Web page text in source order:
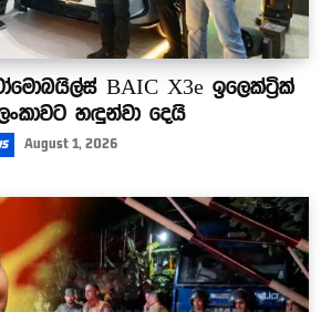
BAIC X3e ඉලෙක්ට්‍රික්
හඳුන්වා දෙයි
August 1, 2026